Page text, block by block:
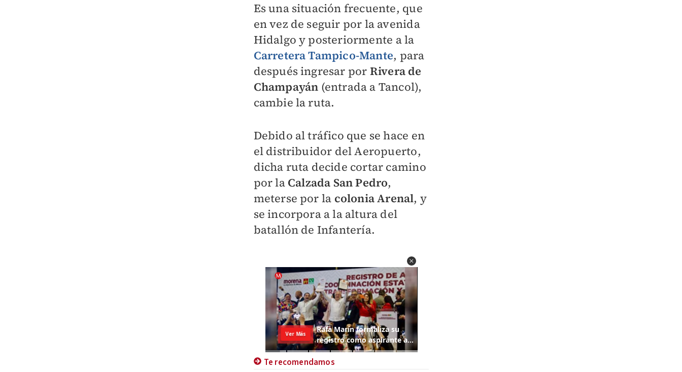
Es una situación frecuente, que
en vez de seguir por la avenida
Hidalgo y posteriormente a la
Carretera Tampico-Mante, para
después ingresar por Rivera de
Champayán (entrada a Tancol),
cambie la ruta.
Debido al tráfico que se hace en
el distribuidor del Aeropuerto,
dicha ruta decide cortar camino
por la Calzada San Pedro,
meterse por la colonia Arenal, y
se incorpora a la altura del
batallón de Infantería.
Te recomendamos